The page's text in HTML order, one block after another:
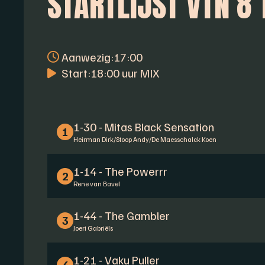
Aanwezig:17:00
Start:18:00 uur MIX
1 1-30 - Mitas Black Sensation
Heirman Dirk/Stoop Andy/De Maesschalck Koen
2 1-14 - The Powerrr
Rene van Bavel
3 1-44 - The Gambler
Joeri Gabriëls
1-21 - Vaku Puller